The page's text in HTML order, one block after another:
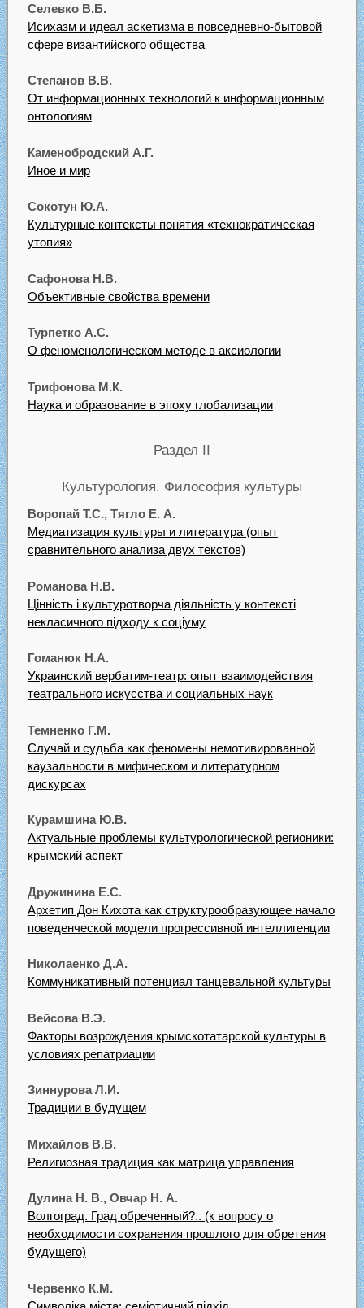
Селевко В.Б.
Исихазм и идеал аскетизма в повседневно-бытовой
сфере византийского общества
Степанов В.В.
От информационных технологий к информационным
онтологиям
Каменобродский А.Г.
Иное и мир
Сокотун Ю.А.
Культурные контексты понятия «технократическая
утопия»
Сафонова Н.В.
Объективные свойства времени
Турпетко А.С.
О феноменологическом методе в аксиологии
Трифонова М.К.
Наука и образование в эпоху глобализации
Раздел II
Культурология. Философия культуры
Воропай Т.С., Тягло Е. А.
Медиатизация культуры и литература (опыт
сравнительного анализа двух текстов)
Романова Н.В.
Цінність і культуротворча діяльність у контексті
некласичного підходу к соціуму
Гоманюк Н.А.
Украинский вербатим-театр: опыт взаимодействия
театрального искусства и социальных наук
Темненко Г.М.
Случай и судьба как феномены немотивированной
каузальности в мифическом и литературном
дискурсах
Курамшина Ю.В.
Актуальные проблемы культурологической регионики:
крымский аспект
Дружинина Е.С.
Архетип Дон Кихота как структурообразующее начало
поведенческой модели прогрессивной интеллигенции
Николаенко Д.А.
Коммуникативный потенциал танцевальной культуры
Вейсова В.Э.
Факторы возрождения крымскотатарской культуры в
условиях репатриации
Зиннурова Л.И.
Традиции в будущем
Михайлов В.В.
Религиозная традиция как матрица управления
Дулина Н. В., Овчар Н. А.
Волгоград. Град обреченный?.. (к вопросу о
необходимости сохранения прошлого для обретения
будущего)
Червенко К.М.